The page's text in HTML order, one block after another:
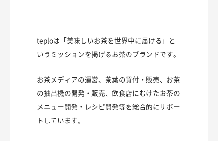
teploは「美味しいお茶を世界中に届ける」と
いうミッションを掲げるお茶のブランドです。
お茶メディアの運営、茶葉の買付・販売、お茶
の抽出機の開発・販売、飲食店にむけたお茶の
メニュー開発・レシピ開発等を総合的にサポー
トしています。